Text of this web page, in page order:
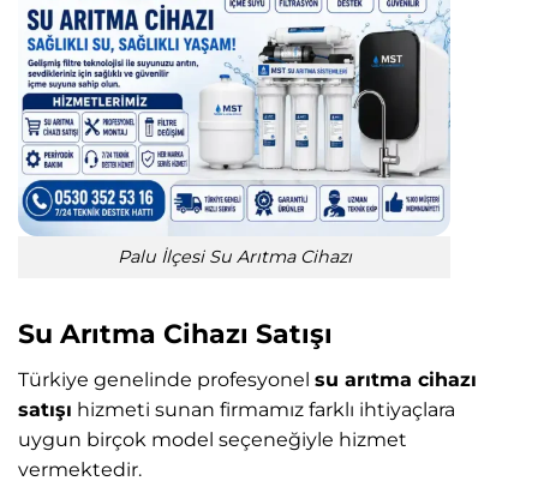
Palu İlçesi Su Arıtma Cihazı
Su Arıtma Cihazı Satışı
Türkiye genelinde profesyonel su arıtma cihazı
satışı hizmeti sunan firmamız farklı ihtiyaçlara
uygun birçok model seçeneğiyle hizmet
vermektedir.